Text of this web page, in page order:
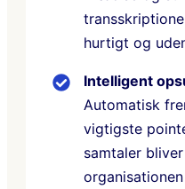
hurtigt og
Intelligent
Automatisk
vigtigste
samtaler